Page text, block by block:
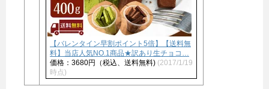
【バレンタイン早割ポイント5倍】【送料無
料】当店人気NO.1商品★訳あり生チョコ…
価格：3680円（税込、送料無料) (2017/1/19
時点)